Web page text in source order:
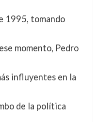
1995, tomando
momento, Pedro
influyentes en la
de la política